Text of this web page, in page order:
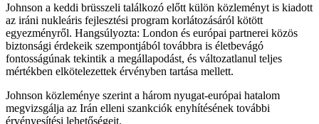
Johnson a keddi brüsszeli találkozó előtt külön közleményt is kiadott
az iráni nukleáris fejlesztési program korlátozásáról kötött
egyezményről. Hangsúlyozta: London és európai partnerei közös
biztonsági érdekeik szempontjából továbbra is életbevágó
fontosságúnak tekintik a megállapodást, és változatlanul teljes
mértékben elkötelezettek érvényben tartása mellett.
Johnson közleménye szerint a három nyugat-európai hatalom
megvizsgálja az Irán elleni szankciók enyhítésének további
érvényesítési lehetőségeit.